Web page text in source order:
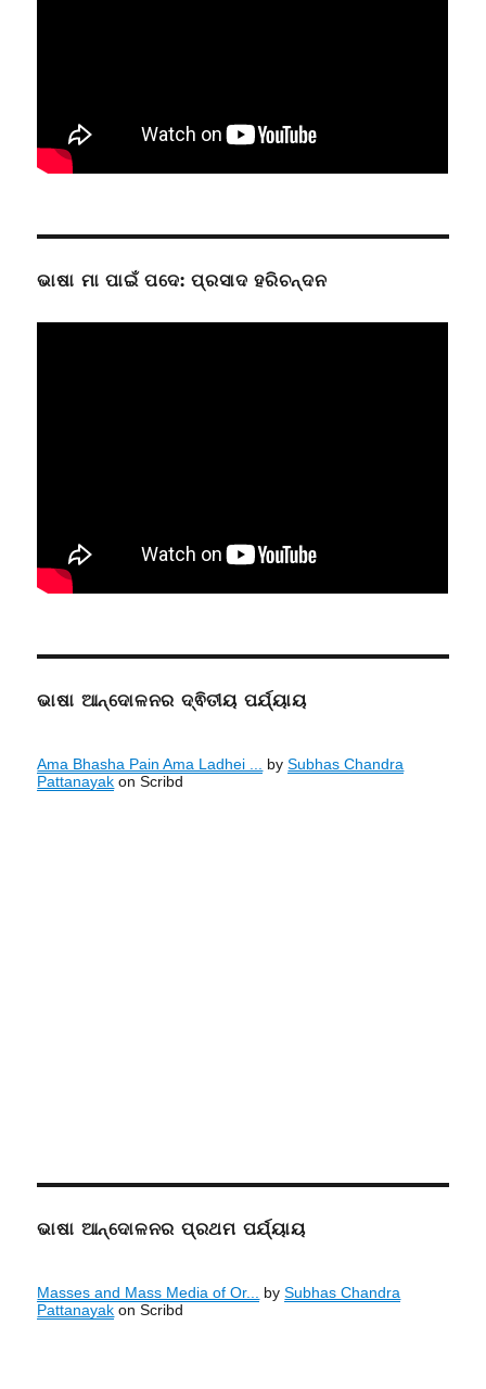
ଭାଷା ମା ପାଇଁ ପଦେ: ପ୍ରସାଦ ହରିଚନ୍ଦନ
ଭାଷା ଆନ୍ଦୋଳନର ଦ୍ଵିତୀୟ ପର୍ଯ୍ୟାୟ
Ama Bhasha Pain Ama Ladhei ... bySubhas Chandra
Pattanayak on Scribd
ଭାଷା ଆନ୍ଦୋଳନର ପ୍ରଥମ ପର୍ଯ୍ୟାୟ
Masses and Mass Media of Or... bySubhas Chandra
Pattanayak on Scribd